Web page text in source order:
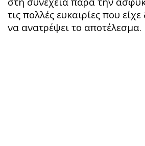
τις πολλές ευκαιρίες που
να ανατρέψει το αποτέλεσμα.